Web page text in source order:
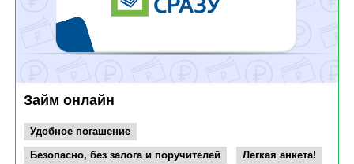
Займ онлайн
Удобное погашение
Безопасно, без залога и поручителей
Легкая анкета!